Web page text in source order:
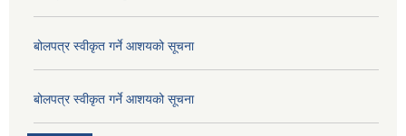
बोलपत्र स्वीकृत गर्ने आशयको सूचना
बोलपत्र स्वीकृत गर्ने आशयको सूचना